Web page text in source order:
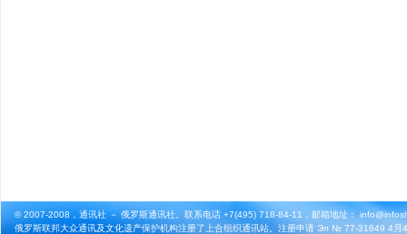
© 2007-2008，通讯社 － 俄罗斯通讯社。联系电话 +7(495) 718-84-11，邮箱地址：
俄罗斯联邦大众通讯及文化遗产保护机构注册了上合组织通讯站。注册申请 Эл № 77-31649 4月